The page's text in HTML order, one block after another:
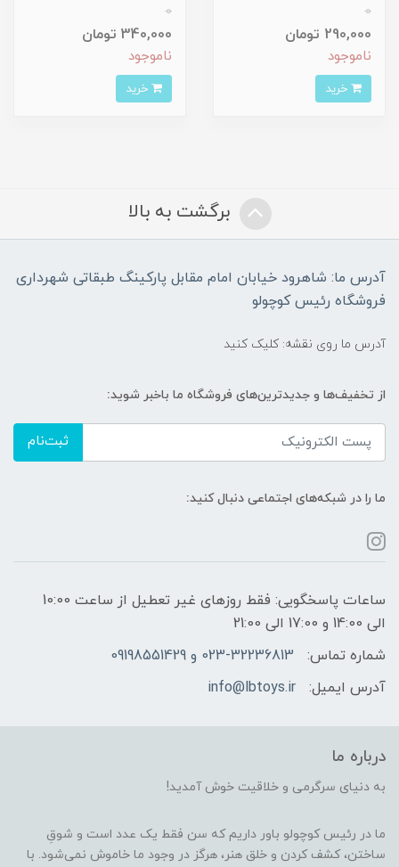
0
290,000 تومان
ناموجود
0
340,000 تومان
ناموجود
برگشت به بالا
آدرس ما: شاهرود خیابان امام مقابل پارکینگ طبقاتی شهرداری
فروشگاه رئیس کوچولو
آدرس ما روی نقشه: کلیک کنید
از تخفیف‌ها و جدیدترین‌های فروشگاه ما باخبر شوید:
ثبت‌نام
ما را در شبکه‌های اجتماعی دنبال کنید:
ساعات پاسخگویی: فقط روزهای غیر تعطیل از ساعت 10:00
الی 14:00 و 17:00 الی 21:00
شماره تماس:
023-32236813 و 09198551429
آدرس ایمیل:
info@lbtoys.ir
درباره ما
به دنیای سرگرمی و خلاقیت خوش آمدید!
ما در رئیس کوچولو باور داریم که سن فقط یک عدد است و شوقِ
ساختن، کشف کردن و خلق هنر، هرگز در وجود ما خاموش نمی‌شود. با